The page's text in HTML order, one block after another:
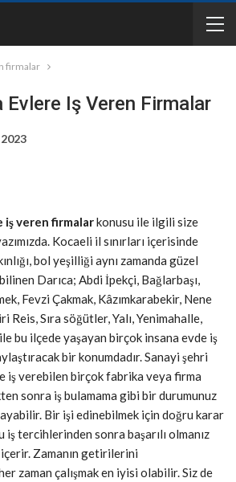
firmalar
Evlere Iş Veren Firmalar
iş veren firmalarkonusu ile ilgili size
Kocaeli il sınırları içerisinde
bol yeşilliği aynı zamanda güzel
Darıca; Abdi İpekçi, Bağlarbaşı,
Fevzi Çakmak, Kâzımkarabekir, Nene
Reis, Sıra söğütler, Yalı, Yenimahalle,
bu ilçede yaşayan birçok insana evde iş
bir konumdadır. Sanayi şehri
iş verebilen birçok fabrika veya firma
sonra iş bulamama gibi bir durumunuz
Bir işi edinebilmek için doğru karar
iş tercihlerinden sonra başarılı olmanız
Zamanın getirilerini
zaman çalışmak en iyisi olabilir. Siz de